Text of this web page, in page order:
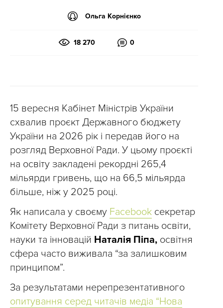
Ольга Корнієнко
18 270 0
15 вересня Кабінет Міністрів України
схвалив проєкт Державного бюджету
України на 2026 рік і передав його на
розгляд Верховної Ради. У цьому проєкті
на освіту закладені рекордні 265,4
мільярди гривень, що на 66,5 мільярда
більше, ніж у 2025 році.
Як написала у своєму Facebook секретар
Комітету Верховної Ради з питань освіти,
науки та інновацій Наталія Піпа, освітня
сфера часто виживала “за залишковим
принципом”.
За результатами нерепрезентативного
опитування серед читачів медіа “Нова